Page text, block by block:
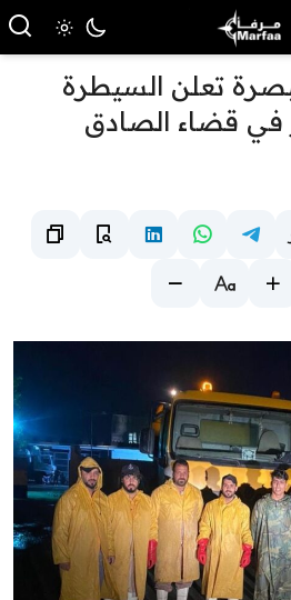
تعلن السيطرة
في قضاء الصادق